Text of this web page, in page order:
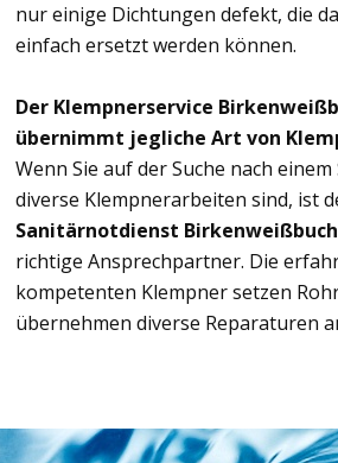
nur einige Dichtungen defekt, die
einfach ersetzt werden können.
Der Klempnerservice
übernimmt jegliche Art von
Wenn Sie auf der Suche nach
diverse Klempnerarbeiten sind, ist
Sanitärnotdienst Birkenweißbuch
richtige Ansprechpartner. Die
kompetenten Klempner setzen
übernehmen diverse Reparaturen